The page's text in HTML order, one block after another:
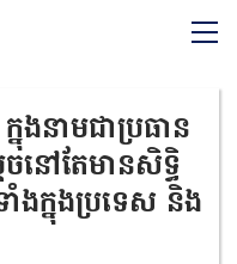
ងនាមជាប្រធាន
ៅតែមានសិទ្ធិ
ាំងក្នុងប្រទេស និង